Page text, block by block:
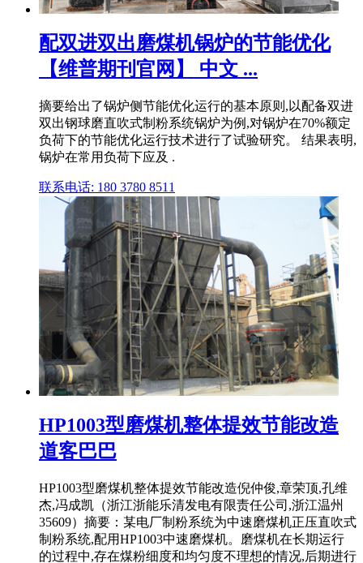
配双进双出磨煤机锅炉的节能优化
【维普期刊官网】 中文 ...
摘要给出了锅炉侧节能优化运行的基本原则,以配备双进
双出钢球磨直吹式制粉系统锅炉为例,对锅炉在70%额定
负荷下的节能优化运行技术进行了试验研究。 结果表明,
锅炉在常用负荷下应及 .
联系电话: 180 3780 8511
HP1003型磨煤机整体提效节能改造
道客巴巴
HP1003型磨煤机整体提效节能改造倪仲俊,章荣顶,孔维
杰,冯成凯（浙江浙能乐清发电有限责任公司,浙江温州
35609）摘要：某电厂制粉系统为中速磨煤机正压直吹式
制粉系统,配用HP1003中速磨煤机。磨煤机在长期运行
的过程中,存在煤粉细度和均匀度不理想的情况,后期进行